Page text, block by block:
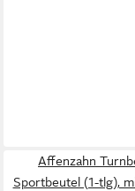
Affenzahn
Sportbeutel (1-tlg),